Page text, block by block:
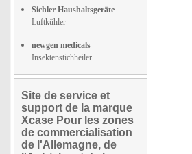
Sichler Haushaltsgeräte
Luftkühler
newgen medicals
Insektenstichheiler
Site de service et
support de la marque
Xcase Pour les zones
de commercialisation
de l'Allemagne, de